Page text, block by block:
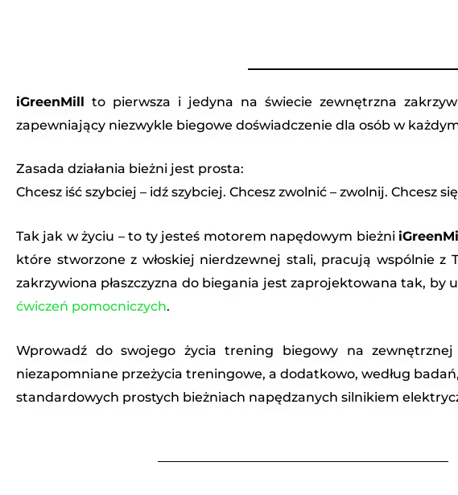
iGreenMill to pierwsza i jedyna na świecie zewnętrzna
zapewniający niezwykle biegowe doświadczenie dla osób w
Zasada działania bieżni jest prosta:
Chcesz iść szybciej – idź szybciej. Chcesz zwolnić – zwolnij. Chcesz
Tak jak w życiu – to ty jesteś motorem napędowym bieżni
które stworzone z włoskiej nierdzewnej stali, pracują wspólnie z
zakrzywiona płaszczyzna do biegania jest zaprojektowana tak, by
ćwiczeń pomocniczych.
Wprowadź do swojego życia trening biegowy na
niezapomniane przeżycia treningowe, a dodatkowo, według
standardowych prostych bieżniach napędzanych silnikiem